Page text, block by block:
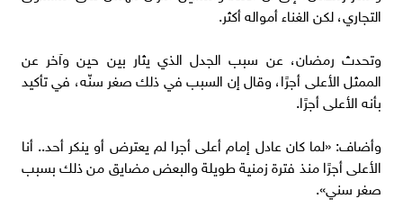
التجاري، لكن الغناء أمواله أكثر.
وتحدث رمضان، عن سبب الجدل الذي يثار بين حين وآخر عن
الممثل الأعلى أجرًا، وقال إن السبب في ذلك صغر سنّه، في تأكيد
بأنه الأعلى أجرًا.
وأضاف: «لما كان عادل إمام أعلى أجرا لم يعترض أو ينكر أحد.. أنا
الأعلى أجرًا منذ فترة زمنية طويلة والبعض مضايق من ذلك بسبب
صغر سني».